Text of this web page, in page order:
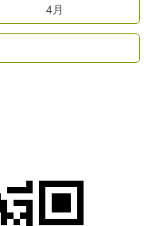
4月